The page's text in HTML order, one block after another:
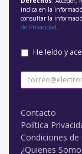
indica en la
consultar la
de Privacidad
He leído y
Contacto
Política
Condiciones de
¿Quienes